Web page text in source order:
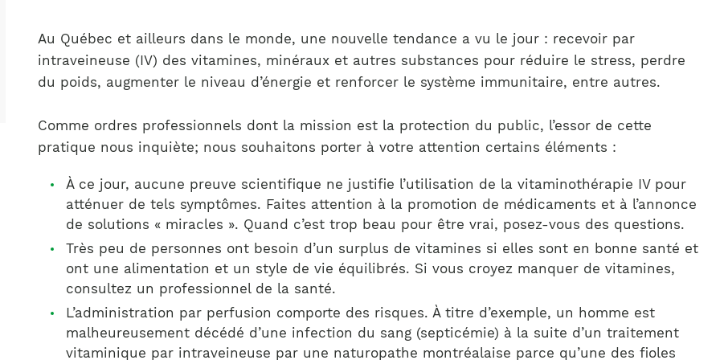
Au Québec et ailleurs dans le monde, une nouvelle tendance a vu le jour : recevoir par
intraveineuse (IV) des vitamines, minéraux et autres substances pour réduire le stress, perdre
du poids, augmenter le niveau d’énergie et renforcer le système immunitaire, entre autres.
Comme ordres professionnels dont la mission est la protection du public, l’essor de cette
pratique nous inquiète; nous souhaitons porter à votre attention certains éléments :
À ce jour, aucune preuve scientifique ne justifie l’utilisation de la vitaminothérapie IV pour
atténuer de tels symptômes. Faites attention à la promotion de médicaments et à l’annonce
de solutions « miracles ». Quand c’est trop beau pour être vrai, posez-vous des questions.
Très peu de personnes ont besoin d’un surplus de vitamines si elles sont en bonne santé et
ont une alimentation et un style de vie équilibrés. Si vous croyez manquer de vitamines,
consultez un professionnel de la santé.
L’administration par perfusion comporte des risques. À titre d’exemple, un homme est
malheureusement décédé d’une infection du sang (septicémie) à la suite d’un traitement
vitaminique par intraveineuse par une naturopathe montréalaise parce qu’une des fioles